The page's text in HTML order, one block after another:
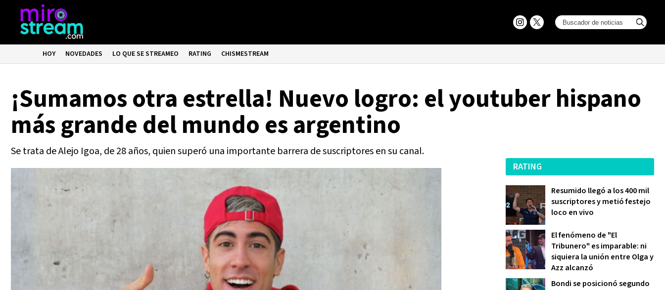
HOY NOVEDADES LO QUE SE STREAMEO RATING CHISMESTREAM
¡Sumamos otra estrella! Nuevo logro: el youtuber hispano
más grande del mundo es argentino
Se trata de Alejo Igoa, de 28 años, quien superó una importante barrera de suscriptores en su canal.
RATING
Resumido llegó a los 400 mil
suscriptores y metió festejo
loco en vivo
El fenómeno de "El
Tribunero" es imparable: ni
siquiera la unión entre Olga y
Azz alcanzó
Bondi se posicionó segundo